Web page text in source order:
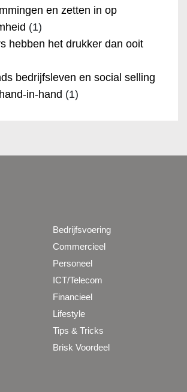
en zetten in op
(1)
hebben het drukker dan ooit
bedrijfsleven en social selling
in-hand (1)
Bedrijfsvoering
Commercieel
Personeel
ICT/Telecom
Financieel
Lifestyle
Tips & Tricks
Brisk Voordeel